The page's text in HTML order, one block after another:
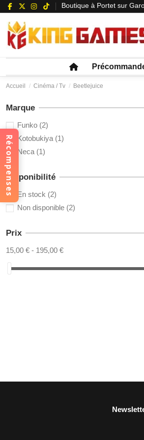
Boutique à Portet sur
Accueil Cinéma / Tv Beetlejuice
Marque
Funko (2)
Kotobukiya (1)
Neca (1)
Disponibilité
En stock (2)
Non disponible (2)
Prix
15,00 € - 195,00 €
Récompenses